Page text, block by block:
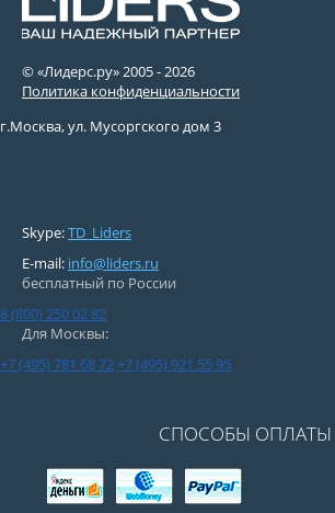
© «Лидерс.ру» 2005 -2026
Политика конфиденциальности
г.Москва, ул. Мусоргского дом 3
Skype:TD_Liders
E-mail: info@liders.ru
бесплатный по России
8 (800) 250 02 82
Для Москвы:
+7 (495) 781 68 72+7 (495) 921 55 95
СПОСОБЫ ОПЛАТЫ